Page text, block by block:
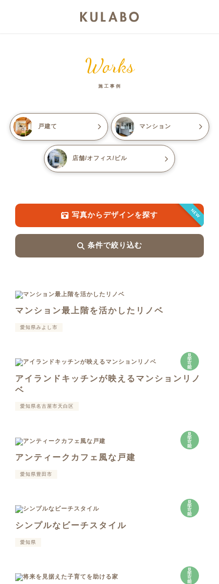
Works
施工事例
戸建て マンション
店舗/オフィス/ビル
NEW
写真からデザインを探す
条件で絞り込む
マンション最上階を活かしたリノベ
愛知県みよし市
見
学
可
能
アイランドキッチンが映えるマンションリノ
ベ
愛知県名古屋市天白区
見
学
可
能
アンティークカフェ風な戸建
愛知県豊田市
見
学
可
能
シンプルなビーチスタイル
愛知県
見
学
可
能